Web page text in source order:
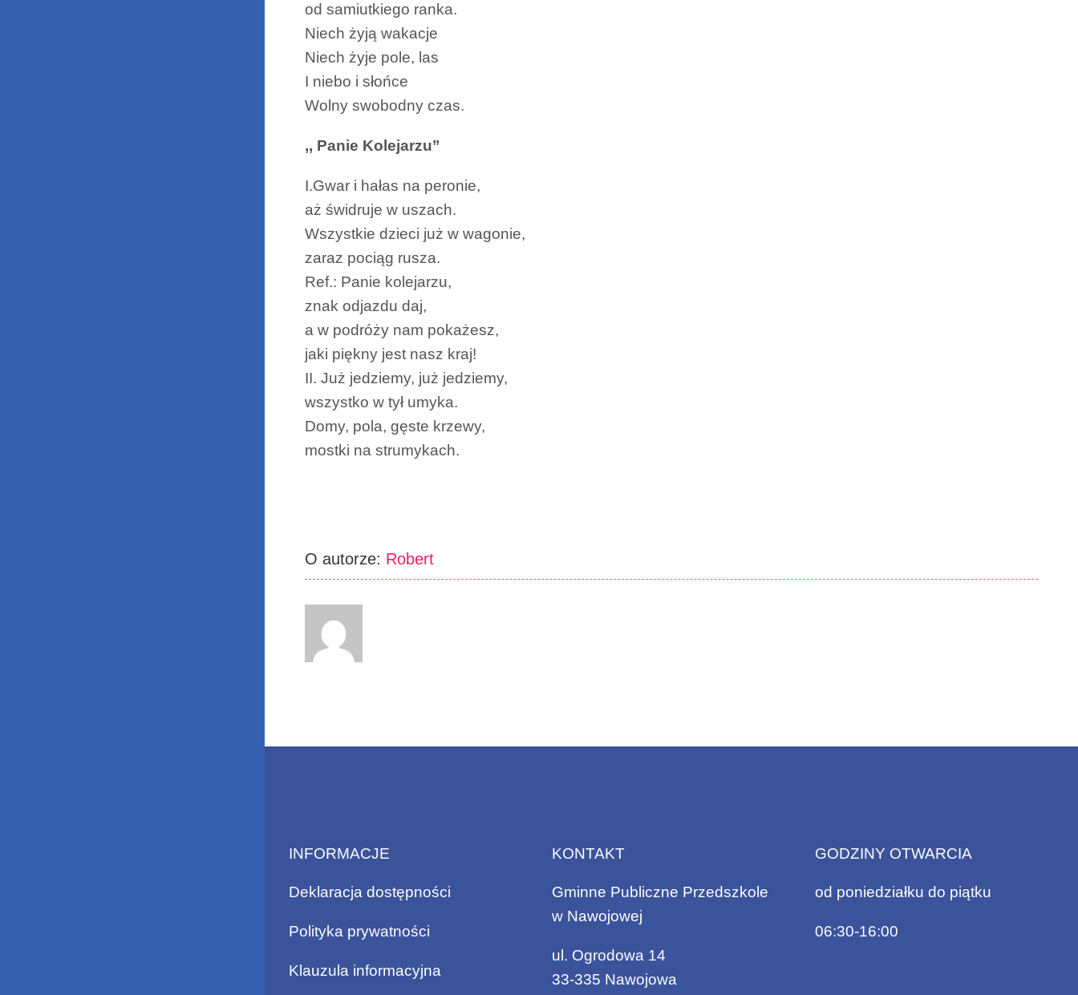
od samiutkiego ranka.
Niech żyją wakacje
Niech żyje pole, las
I niebo i słońce
Wolny swobodny czas.
,, Panie Kolejarzu’’
I.Gwar i hałas na peronie,
aż świdruje w uszach.
Wszystkie dzieci już w wagonie,
zaraz pociąg rusza.
Ref.: Panie kolejarzu,
znak odjazdu daj,
a w podróży nam pokażesz,
jaki piękny jest nasz kraj!
II. Już jedziemy, już jedziemy,
wszystko w tył umyka.
Domy, pola, gęste krzewy,
mostki na strumykach.
O autorze: Robert
INFORMACJE
Deklaracja dostępności
Polityka prywatności
Klauzula informacyjna
KONTAKT
Gminne Publiczne Przedszkole
w Nawojowej
ul. Ogrodowa 14
33-335 Nawojowa
GODZINY OTWARCIA
od poniedziałku do piątku
06:30-16:00